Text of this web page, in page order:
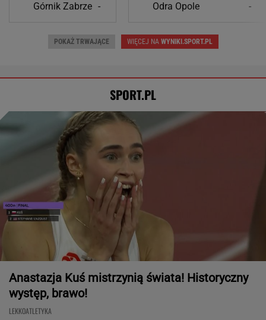
Górnik Zabrze -
Odra Opole
-
POKAŻ TRWAJĄCE WIĘCEJ NAWYNIKI.SPORT.PL
SPORT.PL
Anastazja Kuś mistrzynią świata! Historyczny
występ, brawo!
LEKKOATLETYKA